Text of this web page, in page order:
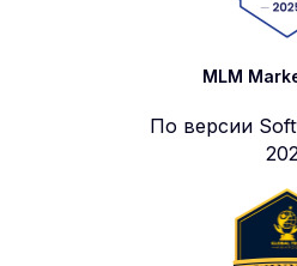
MLM
По версии